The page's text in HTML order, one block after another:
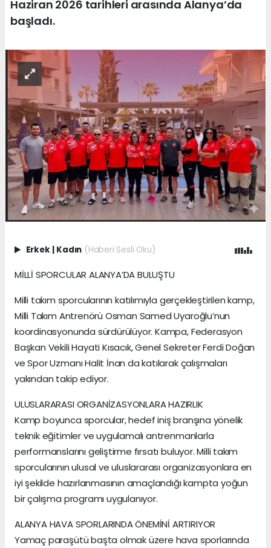
Haziran 2026 tarihleri arasında Alanya’da
başladı.
Erkek | Kadın (Haberi Sesli Oku)
MİLLİ SPORCULAR ALANYA’DA BULUŞTU
Milli takım sporcularının katılımıyla gerçekleştirilen kamp,
Milli Takım Antrenörü Osman Samed Uyaroğlu’nun
koordinasyonunda sürdürülüyor. Kampa, Federasyon
Başkan Vekili Hayati Kısacık, Genel Sekreter Ferdi Doğan
ve Spor Uzmanı Halit İnan da katılarak çalışmaları
yakından takip ediyor.
ULUSLARARASI ORGANİZASYONLARA HAZIRLIK
Kamp boyunca sporcular, hedef iniş branşına yönelik
teknik eğitimler ve uygulamalı antrenmanlarla
performanslarını geliştirme fırsatı buluyor. Milli takım
sporcularının ulusal ve uluslararası organizasyonlara en
iyi şekilde hazırlanmasının amaçlandığı kampta yoğun
bir çalışma programı uygulanıyor.
ALANYA HAVA SPORLARINDA ÖNEMİNİ ARTIRIYOR
Yamaç paraşütü başta olmak üzere hava sporlarında